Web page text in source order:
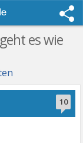
es wie
10